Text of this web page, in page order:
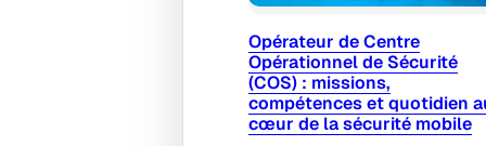
Opérateur de Centre
Opérationnel de Sécurité
(COS) : missions,
compétences et quotidien
cœur de la sécurité mobile